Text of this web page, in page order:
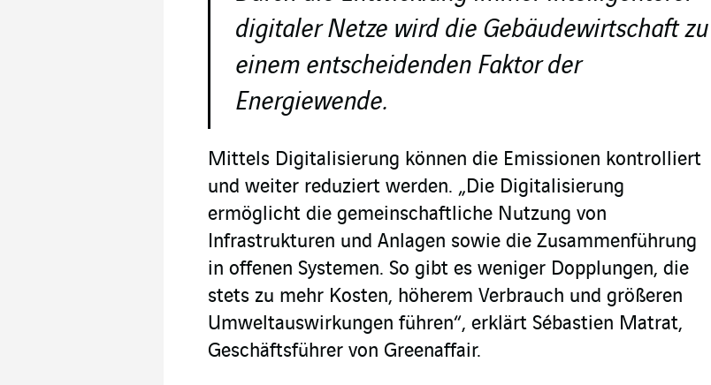
digitaler Netze wird die Gebäudewirtschaft zu
einem entscheidenden Faktor der
Energiewende.
Mittels Digitalisierung können die Emissionen kontrolliert
und weiter reduziert werden. „Die Digitalisierung
ermöglicht die gemeinschaftliche Nutzung von
Infrastrukturen und Anlagen sowie die Zusammenführung
in offenen Systemen. So gibt es weniger Dopplungen, die
stets zu mehr Kosten, höherem Verbrauch und größeren
Umweltauswirkungen führen“, erklärt Sébastien Matrat,
Geschäftsführer von Greenaffair.